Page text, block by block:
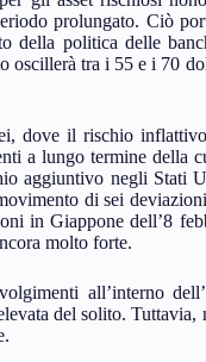
prolungato. Ciò
politica delle
oscillerà tra i 55 e i 70
dove il rischio
a lungo termine della
aggiuntivo negli Stati
di sei
in Giappone dell’8
molto forte.
all’interno
del solito.